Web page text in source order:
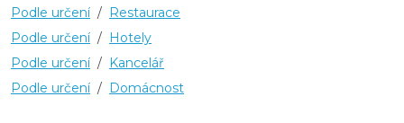
Podle určení / Restaurace
Podle určení / Hotely
Podle určení / Kancelář
Podle určení / Domácnost